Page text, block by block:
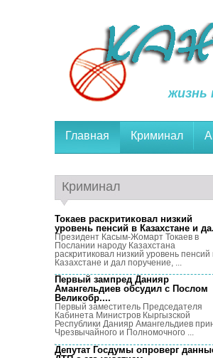
жизнь
Главная Криминал
Криминал
Токаев раскритиковал низкий
уровень пенсий в Казахстане и
Президент Касым-Жомарт Токаев в
Послании народу Казахстана
раскритиковал низкий уровень пенсий
Казахстане и дал поручение, ...
Первый зампред Данияр
Амангельдиев обсудил с Послом
Великобр....
Первый заместитель Председателя
Кабинета Министров Кыргызской
Республики Данияр Амангельдиев
Чрезвычайного и Полномочного ...
Депутат Госдумы опроверг